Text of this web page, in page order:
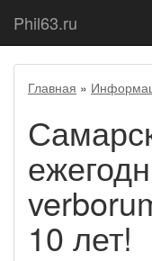
Phil63.ru
Главная »
10 лет!